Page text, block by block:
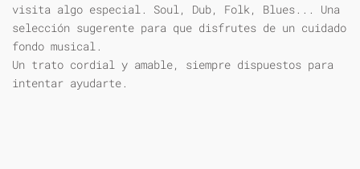
visita algo especial. Soul, Dub, Folk, Blues... Una
selección sugerente para que disfrutes de un cuidado
fondo musical.
Un trato cordial y amable, siempre dispuestos para
intentar ayudarte.